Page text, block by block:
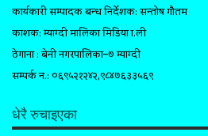
कार्यकारी सम्पादक प्रबन्ध निर्देशक: सन्तोष गौतम
प्रकाशक: म्याग्दी मालिका मिडिया प्रा.ली
ठेगाना : बेनी नगरपालिका–७ म्याग्दी
सम्पर्क न.: ०६९५२१२४२,९८४७६३३५६९
धेरै रुचाइएका